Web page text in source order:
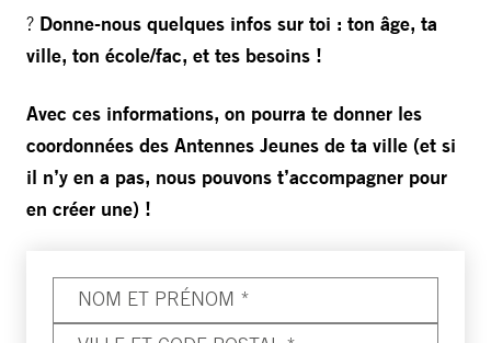
? Donne-nous quelques infos sur toi : ton âge, ta
ville, ton école/fac, et tes besoins !
Avec ces informations, on pourra te donner les
coordonnées des Antennes Jeunes de ta ville (et si
il n’y en a pas, nous pouvons t’accompagner pour
en créer une) !